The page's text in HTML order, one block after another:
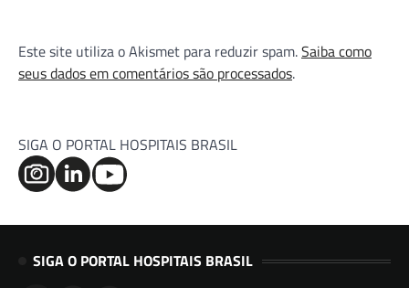
Este site utiliza o Akismet para reduzir spam.Saiba como
seus dados em comentários são processados.
SIGA O PORTAL HOSPITAIS BRASIL
SIGA O PORTAL HOSPITAIS BRASIL